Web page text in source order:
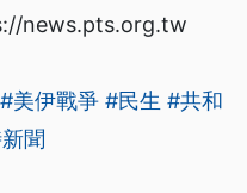
news.pts.org.tw
#美伊戰爭 #民生 #共和
聞